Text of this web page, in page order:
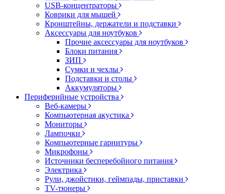
USB-концентраторы
Коврики для мышей
Кронштейны, держатели и подставки
Аксессуары для ноутбуков
Прочие аксессуары для ноутбуков
Блоки питания
ЗИП
Сумки и чехлы
Подставки и столы
Аккумуляторы
Периферийные устройства
Веб-камеры
Компьютерная акустика
Мониторы
Лампочки
Компьютерные гарнитуры
Микрофоны
Источники бесперебойного питания
Электрика
Рули, джойстики, геймпады, приставки
TV-тюнеры